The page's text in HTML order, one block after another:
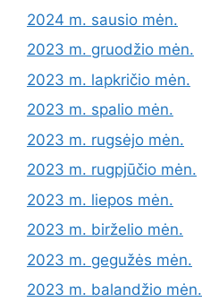
2024 m. sausio mėn.
2023 m. gruodžio mėn.
2023 m. lapkričio mėn.
2023 m. spalio mėn.
2023 m. rugsėjo mėn.
2023 m. rugpjūčio mėn.
2023 m. liepos mėn.
2023 m. birželio mėn.
2023 m. gegužės mėn.
2023 m. balandžio mėn.